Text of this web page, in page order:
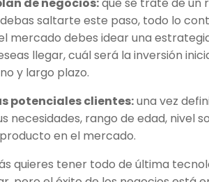
saltarte este paso, todo lo
mercado debes idear una
llegar, cuál será la inversión
y largo plazo.
potenciales clientes:una vez
necesidades, rango de edad, nivel
en el mercado.
quieres tener todo de última